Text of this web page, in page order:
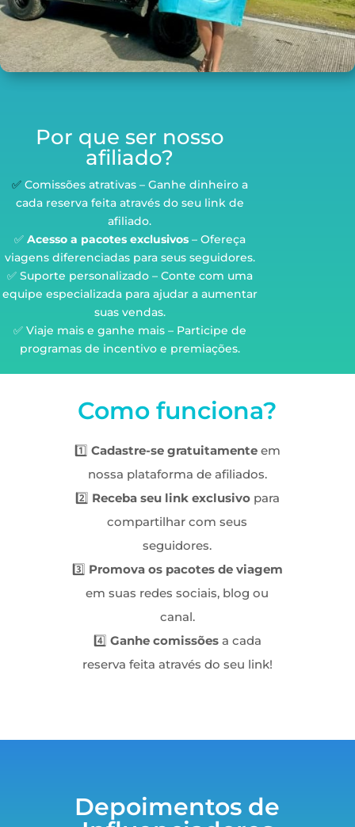
Por que ser nosso
afiliado?
✅ Comissões atrativas – Ganhe dinheiro a
cada reserva feita através do seu link de
afiliado.
✅ Acesso a pacotes exclusivos– Ofereça
viagens diferenciadas para seus seguidores.
✅ Suporte personalizado – Conte com uma
equipe especializada para ajudar a aumentar
suas vendas.
✅ Viaje mais e ganhe mais – Participe de
programas de incentivo e premiações.
Como funciona?
1️⃣ Cadastre-se gratuitamenteem
nossa plataforma de afiliados.
2️⃣ Receba seu link exclusivopara
compartilhar com seus
seguidores.
3️⃣ Promova os pacotes de viagem
em suas redes sociais, blog ou
canal.
4️⃣ Ganhe comissõesa cada
reserva feita através do seu link!
Depoimentos de